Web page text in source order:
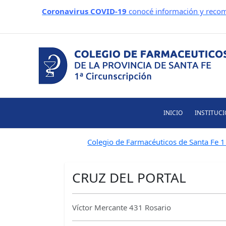
Coronavirus COVID-19 conocé información y
INICIO
Colegio de Farmacéuticos de Santa Fe
CRUZ DEL PORTAL
Víctor Mercante 431 Rosario